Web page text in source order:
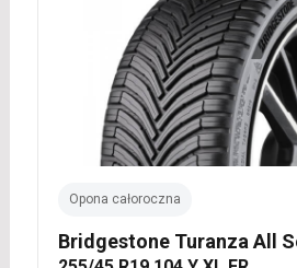
Opona całoroczna
Bridgestone Turanza All